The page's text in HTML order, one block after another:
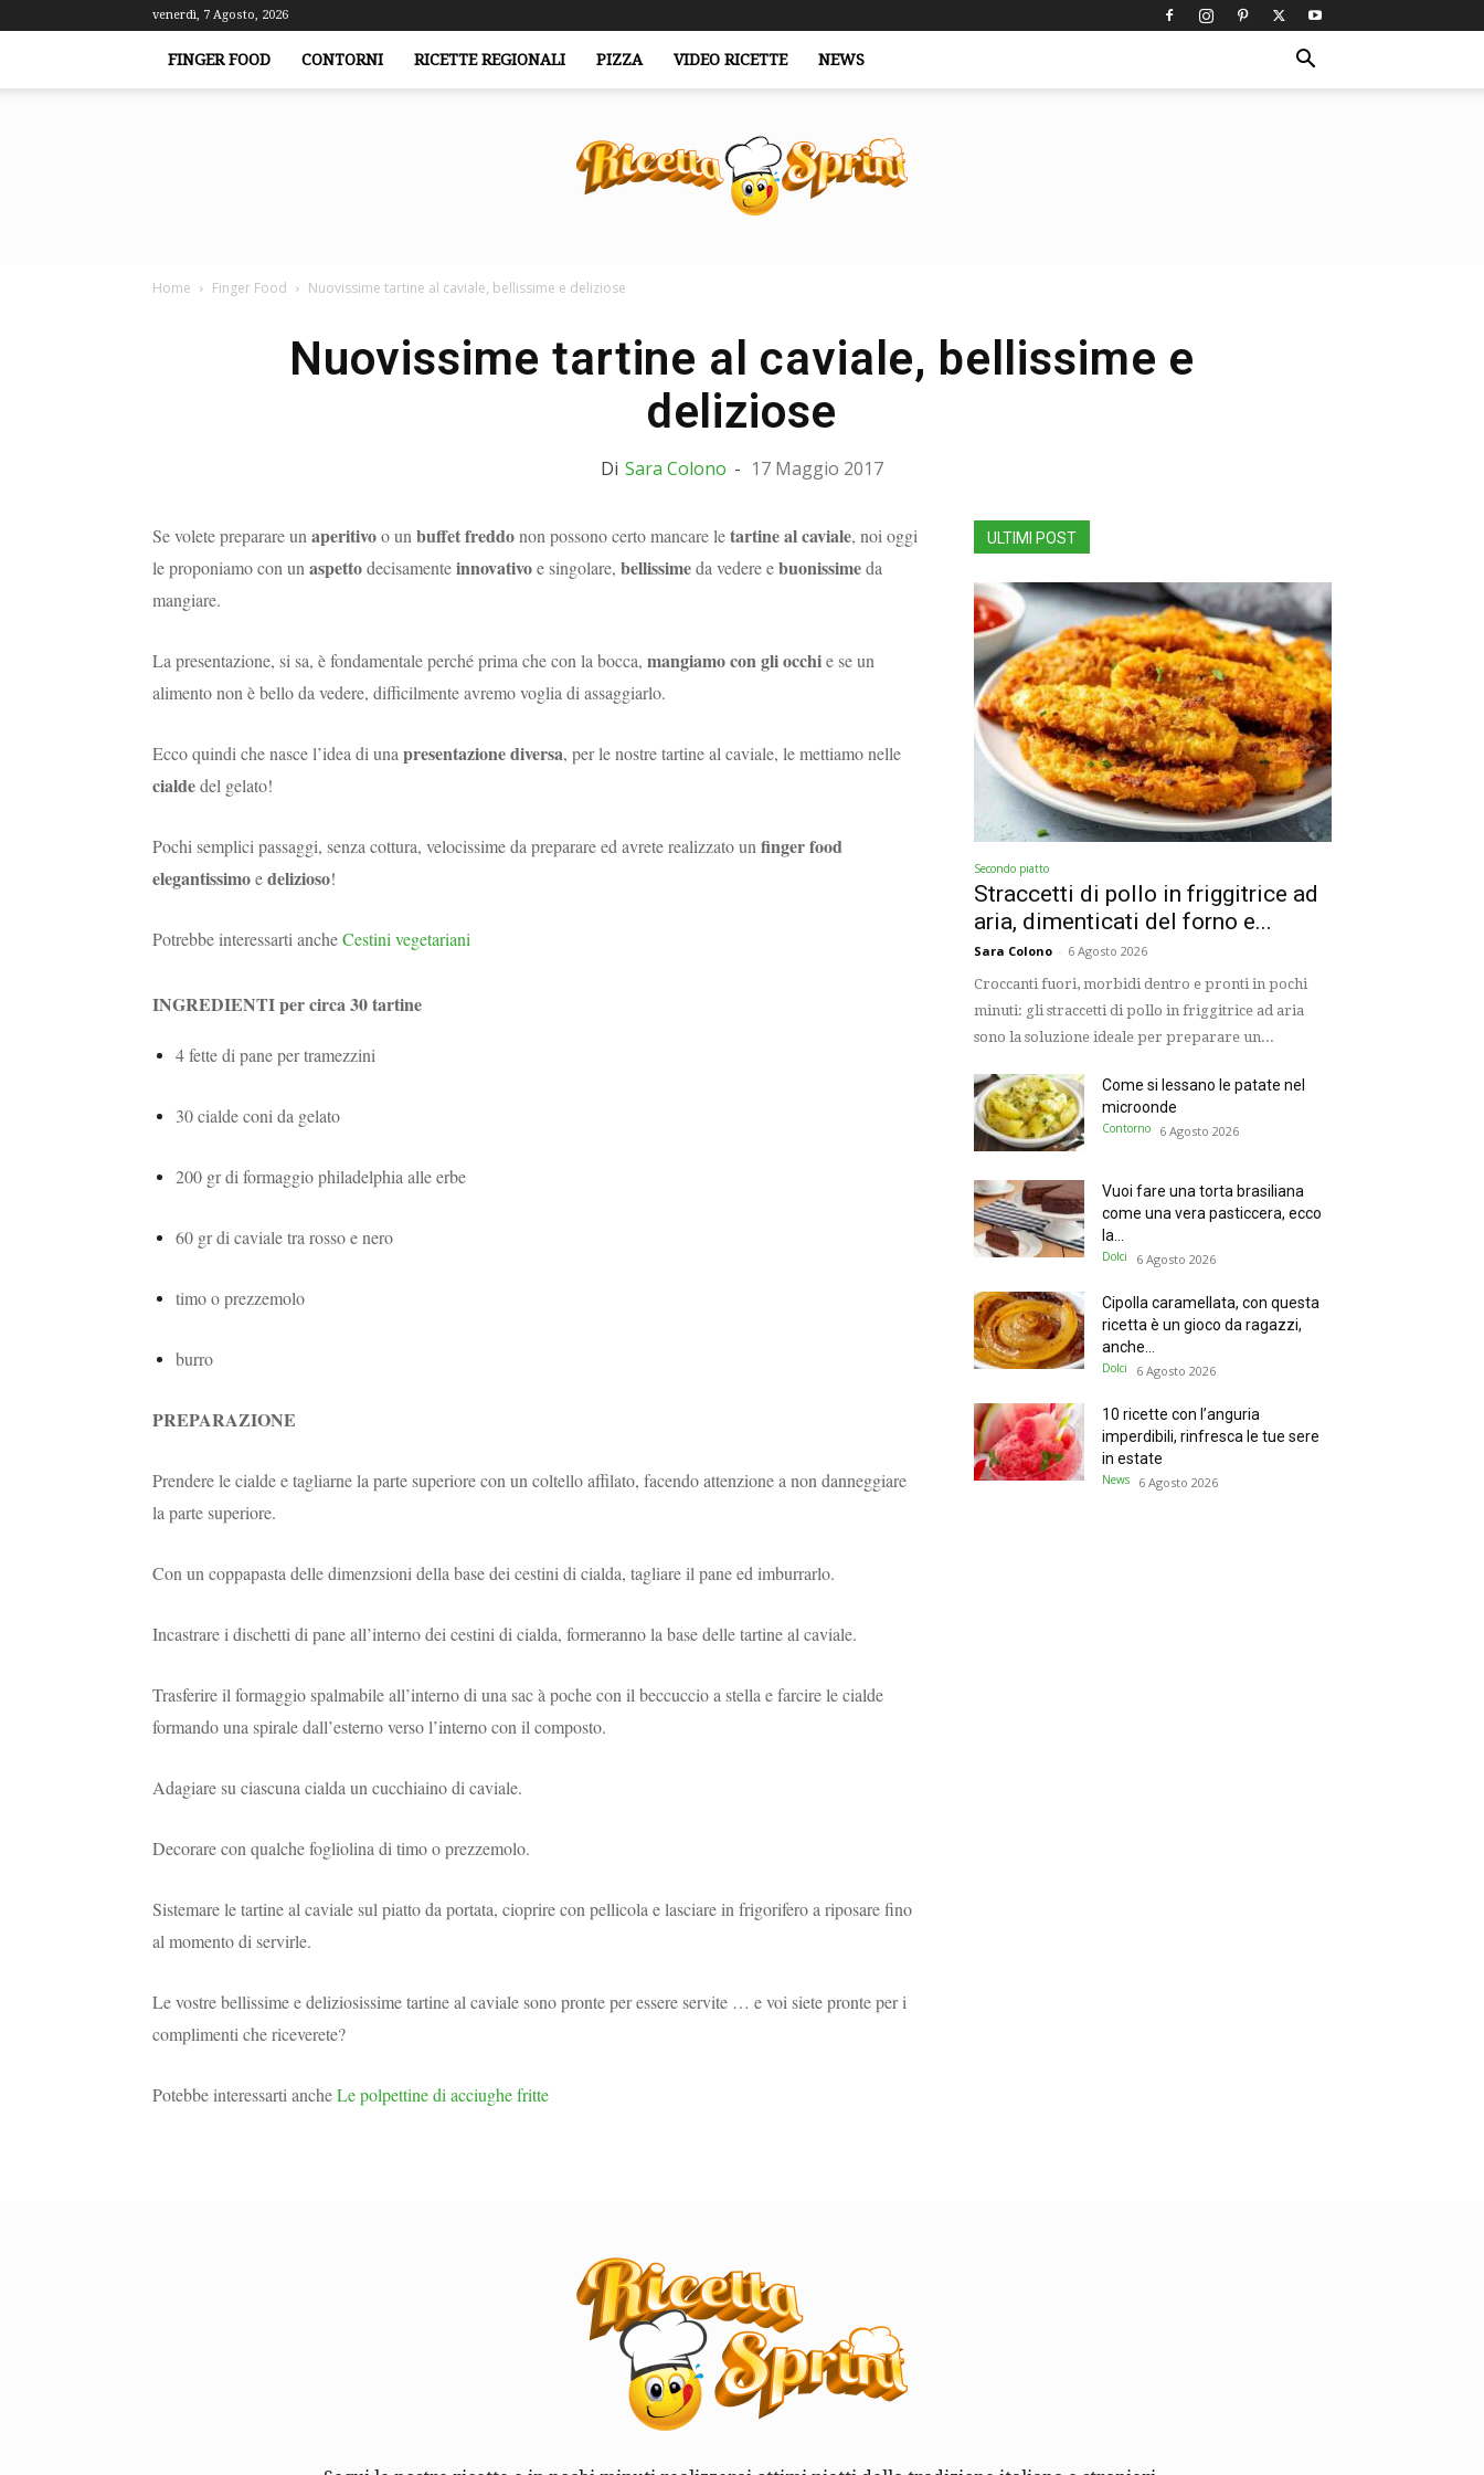
venerdì, 7 Agosto, 2026
FINGER FOOD CONTORNI RICETTE REGIONALI PIZZA VIDEO RICETTE NEWS
Home Finger Food Nuovissime tartine al caviale, bellissime e deliziose
Nuovissime tartine al caviale, bellissime e
deliziose
Di Sara Colono - 17 Maggio 2017
Se volete preparare un aperitivoo un buffet freddonon possono certo mancare letartine al caviale, noi oggi
le proponiamo con un aspettodecisamenteinnovativoe singolare, bellissimeda vedere ebuonissimeda
mangiare.
La presentazione, si sa, è fondamentale perché prima che con la bocca, mangiamocon gli occhie se un
alimento non è bello da vedere, difficilmente avremo voglia di assaggiarlo.
Ecco quindi che nasce l’idea di una presentazione diversa, per le nostre tartine al caviale, le mettiamo nelle
cialdedel gelato!
Pochi semplici passaggi, senza cottura, velocissime da preparare ed avrete realizzato un finger food
elegantissimoedelizioso!
Potrebbe interessarti ancheCestini vegetariani
INGREDIENTI per circa 30 tartine
4 fette di pane per tramezzini
30 cialde coni da gelato
200 gr di formaggio philadelphia alle erbe
60 gr di caviale tra rosso e nero
timo o prezzemolo
burro
PREPARAZIONE
Prendere le cialde e tagliarne la parte superiore con un coltello affilato, facendo attenzione a non danneggiare
la parte superiore.
Con un coppapasta delle dimenzsioni della base dei cestini di cialda, tagliare il pane ed imburrarlo.
Incastrare i dischetti di pane all’interno dei cestini di cialda, formeranno la base delle tartine al caviale.
Trasferire il formaggio spalmabile all’interno di una sac à poche con il beccuccio a stella e farcire le cialde
formando una spirale dall’esterno verso l’interno con il composto.
Adagiare su ciascuna cialda un cucchiaino di caviale.
Decorare con qualche fogliolina di timo o prezzemolo.
Sistemare le tartine al caviale sul piatto da portata, cioprire con pellicola e lasciare in frigorifero a riposare fino
al momento di servirle.
Le vostre bellissime e deliziosissime tartine al caviale sono pronte per essere servite … e voi siete pronte per i
complimenti che riceverete?
Potebbe interessarti ancheLe polpettine di acciughe fritte
ULTIMI POST
Secondo piatto
Straccetti di pollo in friggitrice ad
aria, dimenticati del forno e...
Sara Colono - 6 Agosto 2026
Croccanti fuori, morbidi dentro e pronti in pochi
minuti: gli straccetti di pollo in friggitrice ad aria
sono la soluzione ideale per preparare un...
Come si lessano le patate nel
microonde
Contorno 6 Agosto 2026
Vuoi fare una torta brasiliana
come una vera pasticcera, ecco
la...
Dolci 6 Agosto 2026
Cipolla caramellata, con questa
ricetta è un gioco da ragazzi,
anche...
Dolci 6 Agosto 2026
10 ricette con l’anguria
imperdibili, rinfresca le tue sere
in estate
News 6 Agosto 2026